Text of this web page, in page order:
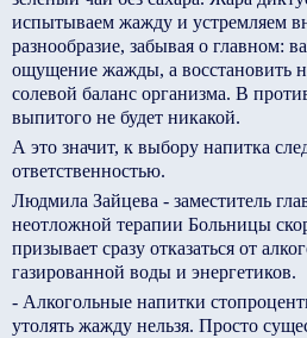
испытываем жажду и устремляем
разнообразие, забывая о главном:
ощущение жажды, а восстановить
солевой баланс организма. В
выпитого не будет никакой.
А это значит, к выбору напитка
ответственностью.
Людмила Зайцева - заместитель
неотложной терапии Больницы
призывает сразу отказаться от
газированной воды и энергетиков.
- Алкогольные напитки
утолять жажду нельзя. Просто